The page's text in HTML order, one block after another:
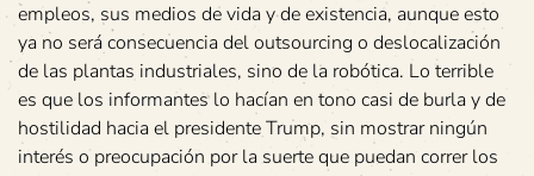
empleos, sus medios de vida y de existencia, aunque esto
ya no será consecuencia del outsourcing o deslocalización
de las plantas industriales, sino de la robótica. Lo terrible
es que los informantes lo hacían en tono casi de burla y de
hostilidad hacia el presidente Trump, sin mostrar ningún
interés o preocupación por la suerte que puedan correr los